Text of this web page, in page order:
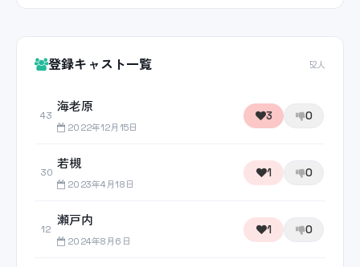
登録キャスト一覧 52人
43
海老原
2022年12月15日
3 0
30
若槻
2023年4月18日
1 0
12
瀬戸内
2024年8月6日
1 0